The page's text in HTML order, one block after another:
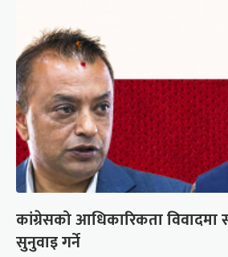
कांग्रेसको आधिकारिकता विवादमा
सुनुवाइ गर्ने